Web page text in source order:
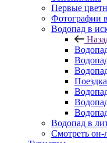
Первые
Фотографии
Водопад в
Водопад в
Смотреть он-